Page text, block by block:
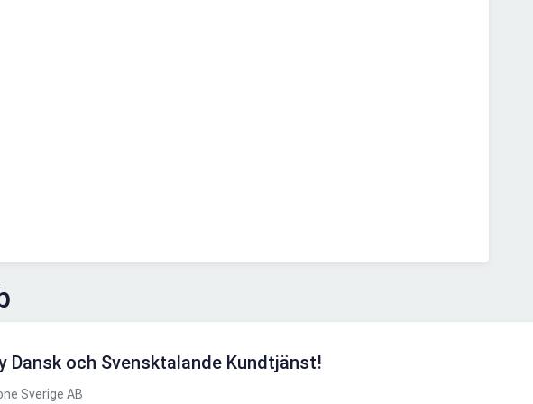
Dansk och Svensktalande Kundtjänst!
Sverige AB